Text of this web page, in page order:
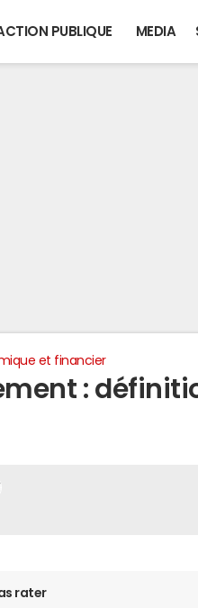
PUBLIQUE MEDIA
et financier
:
rater